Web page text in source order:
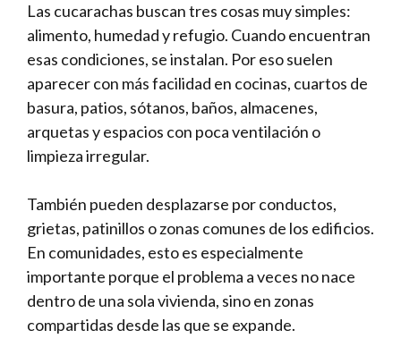
Las cucarachas buscan tres cosas muy simples:
alimento, humedad y refugio. Cuando encuentran
esas condiciones, se instalan. Por eso suelen
aparecer con más facilidad en cocinas, cuartos de
basura, patios, sótanos, baños, almacenes,
arquetas y espacios con poca ventilación o
limpieza irregular.
También pueden desplazarse por conductos,
grietas, patinillos o zonas comunes de los edificios.
En comunidades, esto es especialmente
importante porque el problema a veces no nace
dentro de una sola vivienda, sino en zonas
compartidas desde las que se expande.